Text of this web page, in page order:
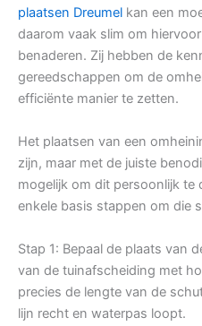
plaatsen Dreumel kan een
daarom vaak slim om
benaderen. Zij hebben de
gereedschappen om de
efficiënte manier te zetten.
Het plaatsen van een
zijn, maar met de juiste
mogelijk om dit persoonlijk te
enkele basis stappen om die
Stap 1: Bepaal de plaats van
van de tuinafscheiding met
precies de lengte van de
lijn recht en waterpas loopt.